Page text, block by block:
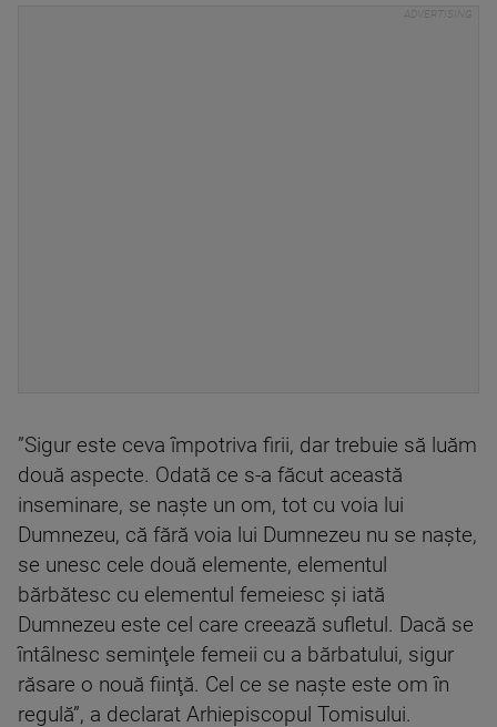
”Sigur este ceva împotriva firii, dar trebuie să luăm
două aspecte. Odată ce s-a făcut această
inseminare, se naşte un om, tot cu voia lui
Dumnezeu, că fără voia lui Dumnezeu nu se naşte,
se unesc cele două elemente, elementul
bărbătesc cu elementul femeiesc şi iată
Dumnezeu este cel care creează sufletul. Dacă se
întâlnesc seminţele femeii cu a bărbatului, sigur
răsare o nouă fiinţă. Cel ce se naşte este om în
regulă”, a declarat Arhiepiscopul Tomisului.